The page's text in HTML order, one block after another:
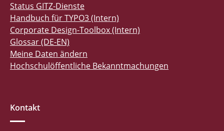
Status GITZ-Dienste
Handbuch für TYPO3 (Intern)
Corporate Design-Toolbox (Intern)
Glossar (DE-EN)
Meine Daten ändern
Hochschulöffentliche Bekanntmachungen
Kontakt